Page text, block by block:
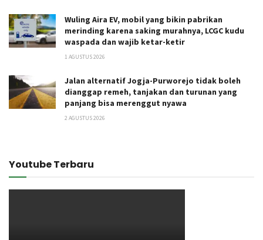
Wuling Aira EV, mobil yang bikin pabrikan
merinding karena saking murahnya, LCGC kudu
waspada dan wajib ketar-ketir
1 AGUSTUS 2026
Jalan alternatif Jogja-Purworejo tidak boleh
dianggap remeh, tanjakan dan turunan yang
panjang bisa merenggut nyawa
2 AGUSTUS 2026
Youtube Terbaru